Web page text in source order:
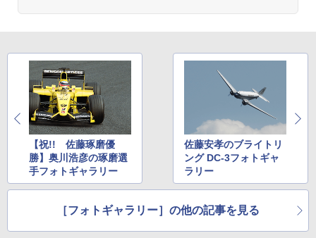
【祝!! 佐藤琢磨優
勝】奥川浩彦の琢磨選
手フォトギャラリー
佐藤安孝のブライトリ
ング DC-3フォトギャ
ラリー
［フォトギャラリー］の他の記事を見る